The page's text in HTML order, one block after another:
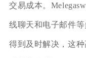
交易成本。
线聊天和电子邮件
得到及时解决，这